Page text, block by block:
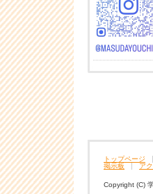
トップページ
掲示板
ア
Copyright (C)